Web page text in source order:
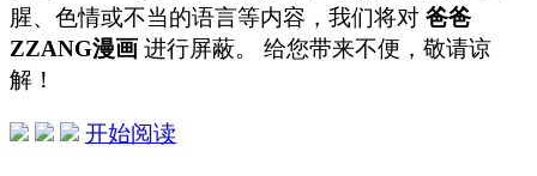
腥、色情或不当的语言等内容，我们将对 爸爸
ZZANG漫画 进行屏蔽。 给您带来不便，敬请谅
解！
开始阅读